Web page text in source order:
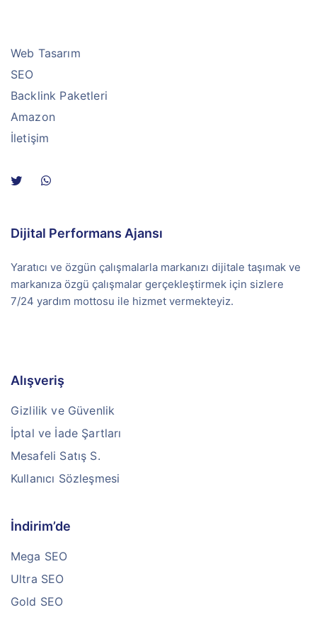
Web Tasarım
SEO
Backlink Paketleri
Amazon
İletişim
Dijital Performans Ajansı
Yaratıcı ve özgün çalışmalarla markanızı dijitale taşımak ve
markanıza özgü çalışmalar gerçekleştirmek için sizlere
7/24 yardım mottosu ile hizmet vermekteyiz.
Alışveriş
Gizlilik ve Güvenlik
İptal ve İade Şartları
Mesafeli Satış S.
Kullanıcı Sözleşmesi
İndirim’de
Mega SEO
Ultra SEO
Gold SEO